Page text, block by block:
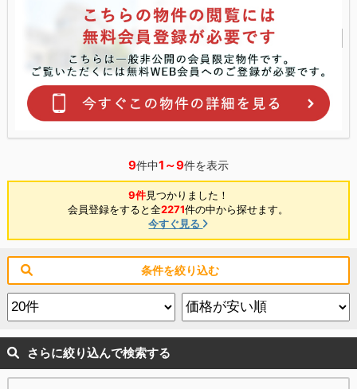
9件中1～9件を表示
9件見つかりました！
会員登録をすると全2271件の中から探せます。
今すぐ見る
条件を絞り込む
さらに絞り込んで検索する